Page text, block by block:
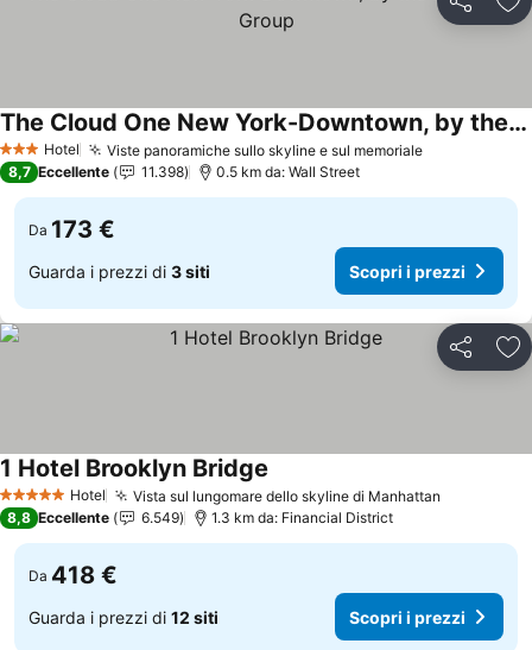
Condividi
3 StelleHotel Viste panoramiche sullo skyline e sul memoriale
The Cloud One New York-Downtown, by the Motel One Group
8,7 Eccellente 11.398 0.5 km da: Wall Street
Da 173 €
Guarda i prezzi di 3 siti Scopri i prezzi
Condividi
5 Stelle Hotel Vista sul lungomare dello skyline di Manhattan
1 Hotel Brooklyn Bridge
8,8 Eccellente 6.549 1.3 km da: Financial District
Da 418 €
Guarda i prezzi di 12 siti Scopri i prezzi